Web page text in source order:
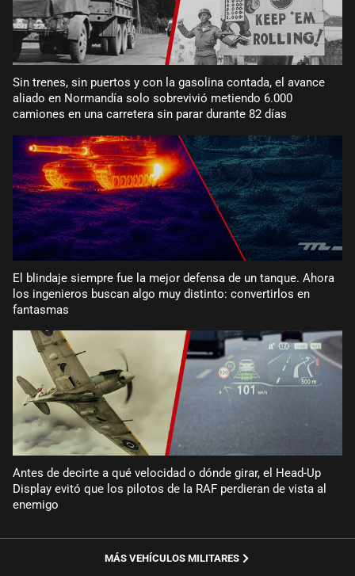
Sin trenes, sin puertos y con la gasolina contada, el avance
aliado en Normandía solo sobrevivió metiendo 6.000
camiones en una carretera sin parar durante 82 días
El blindaje siempre fue la mejor defensa de un tanque. Ahora
los ingenieros buscan algo muy distinto: convertirlos en
fantasmas
Antes de decirte a qué velocidad o dónde girar, el Head-Up
Display evitó que los pilotos de la RAF perdieran de vista al
enemigo
MÁS VEHÍCULOS MILITARES